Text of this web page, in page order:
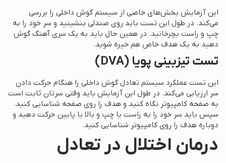
این آزمایش بخش‌های خاصی از سیستم گوش داخلی را بررسی
می‌کند. در طول این تست باید روی صندلی بنشینید و سر خود را به
چپ و راست بچرخانید. در همین حال باید به یک سری آهنگ گوش
دهید به یک هدف خاص هم خیره شوید.
تست تیزبینی پویا (DVA)
این تست عملکرد سیستم تعادل گوش داخلی را هنگام حرکت دادن
سر ارزیابی می‌کند. در طول این آزمایش باید وقتی سرتان ثابت است
به صفحه کامپیوتر نگاه کنید و هدف را روی صفحه شناسایی کنید.
سپس باید سر خود را به راست یا چپ و بالا یا پایین حرکت دهید و
دوباره هدف را روی کامپیوتر شناسایی کنید.
درمان اختلال در تعادل